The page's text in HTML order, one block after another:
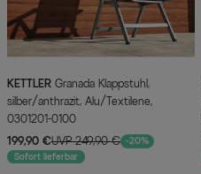
KETTLER
silber/anthrazit, Alu/Textilene,
0301201-0100
199,90 €UVP 249,90 € -20%
Sofort lieferbar